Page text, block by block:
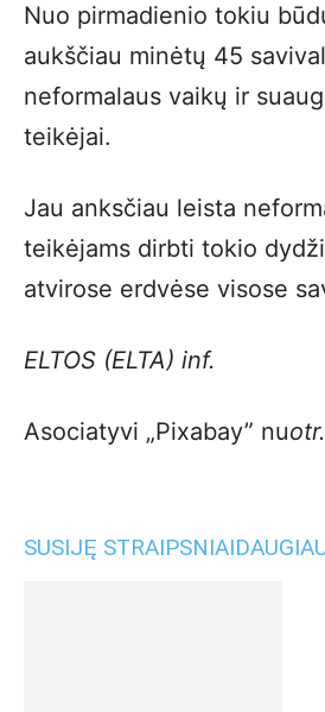
Nuo pirmadienio tokiu
aukščiau minėtų 45
neformalaus vaikų ir
teikėjai.
Jau anksčiau leista
teikėjams dirbti tokio
atvirose erdvėse visose
ELTOS (ELTA) inf.
Asociatyvi „Pixabay” nuotr.
SUSIJĘ STRAIPSNIAI